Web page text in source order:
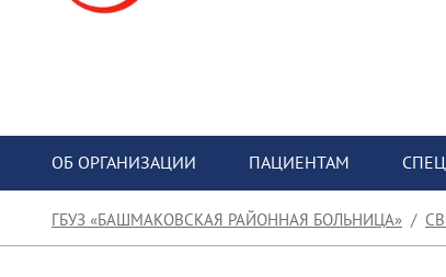
ОБ ОРГАНИЗАЦИИ ПАЦИЕНТАМ
ГБУЗ «БАШМАКОВСКАЯ РАЙОННАЯ БОЛЬНИЦА»